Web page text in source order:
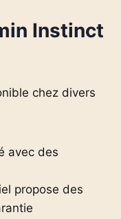
Instinct
chez divers
avec des
propose des